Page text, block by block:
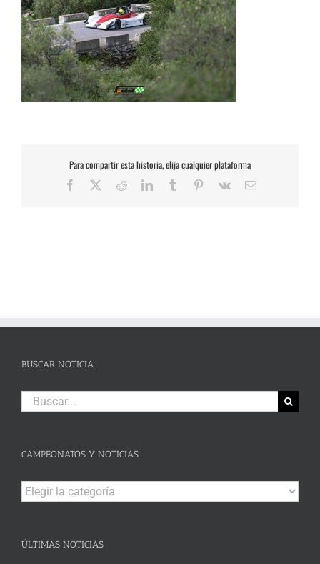
Para compartir esta historia, elija cualquier plataforma
Facebook RedditLinkedInTumblr Pinterest
Vk
Correo
BUSCAR NOTICIA
Buscar:
CAMPEONATOS Y NOTICIAS
Campeonatos
y
ÚLTIMAS NOTICIAS